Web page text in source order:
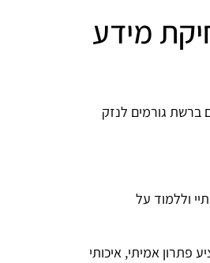
מידע
ברשת גורמים לנזק
אודותיי וללמוד על
פתרון אמיתי, איכותי